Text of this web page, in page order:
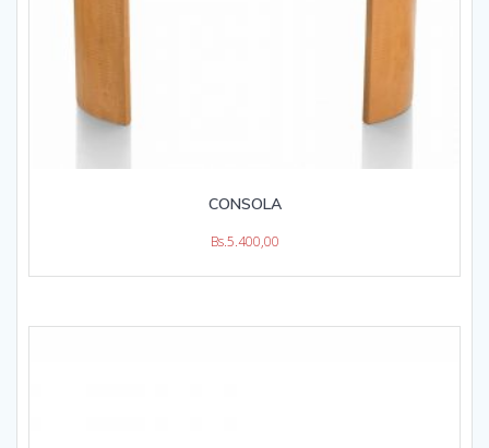
CONSOLA
Bs.5.400,00